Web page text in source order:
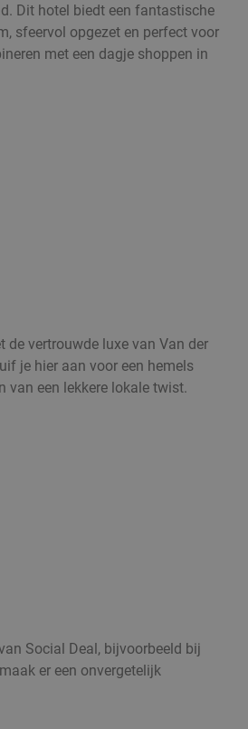
Dit hotel biedt een fantastische
sfeervol opgezet en perfect voor
met een dagje shoppen in
de vertrouwde luxe van Van der
je hier aan voor een hemels
van een lekkere lokale twist.
Social Deal, bijvoorbeeld bij
er een onvergetelijk